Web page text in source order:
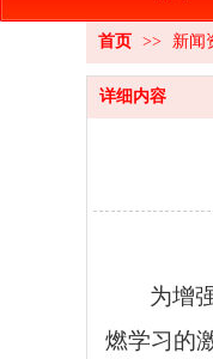
首页 >> 新闻
详细内容
为增
燃学习的